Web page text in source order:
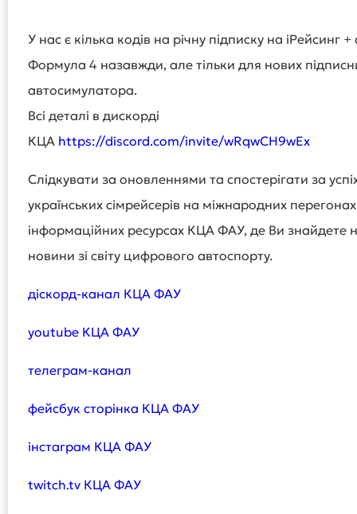
У нас є кілька кодів на річну підписку на іРейсинг
Формула 4 назавжди, але тільки для нових
автосимулатора.
Всі деталі в дискорді
КЦА https://discord.com/invite/wRqwCH9wEx
Слідкувати за оновленнями та спостерігати за
українських сімрейсерів на міжнародних
інформаційних ресурсах КЦА ФАУ, де Ви знайдете
новини зі світу цифрового автоспорту.
діскорд-канал КЦА ФАУ
youtube КЦА ФАУ
телеграм-канал
фейсбук сторінка КЦА ФАУ
інстаграм КЦА ФАУ
twitch.tv КЦА ФАУ